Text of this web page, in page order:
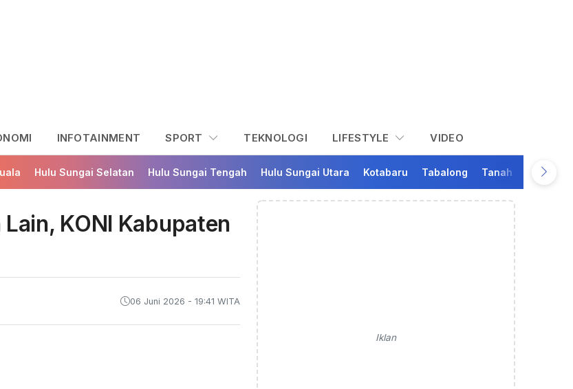
INFOTAINMENT SPORT TEKNOLOGI LIFESTYLE VIDEO
Hulu Sungai Selatan Hulu Sungai Tengah Hulu Sungai Utara Kotabaru Tabalong Tanah Bumbu
KONI Kabupaten
06 Juni 2026 - 19:41 WITA
Iklan